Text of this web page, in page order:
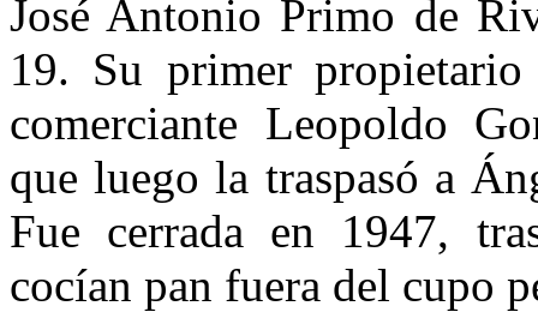
José Antonio Primo de
19. Su primer
comerciante Leopoldo
que luego la traspasó a
Fue cerrada en 1947,
cocían pan fue­ra del cupo